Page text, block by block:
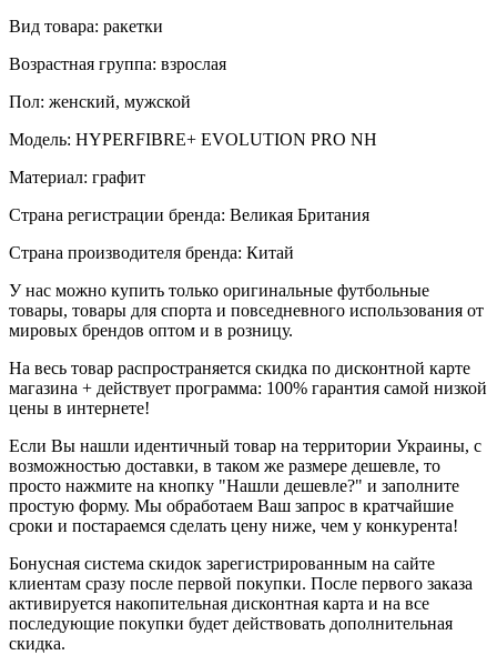
Вид товара: ракетки
Возрастная группа: взрослая
Пол: женский, мужской
Модель: HYPERFIBRE+ EVOLUTION PRO NH
Материал: графит
Страна регистрации бренда: Великая Британия
Страна производителя бренда: Китай
У нас можно купить только оригинальные футбольные
товары, товары для спорта и повседневного использования от
мировых брендов оптом и в розницу.
На весь товар распространяется скидка по дисконтной карте
магазина + действует программа: 100% гарантия самой низкой
цены в интернете!
Если Вы нашли идентичный товар на территории Украины, с
возможностью доставки, в таком же размере дешевле, то
просто нажмите на кнопку "Нашли дешевле?" и заполните
простую форму. Мы обработаем Ваш запрос в кратчайшие
сроки и постараемся сделать цену ниже, чем у конкурента!
Бонусная система скидок зарегистрированным на сайте
клиентам сразу после первой покупки. После первого заказа
активируется накопительная дисконтная карта и на все
последующие покупки будет действовать дополнительная
скидка.